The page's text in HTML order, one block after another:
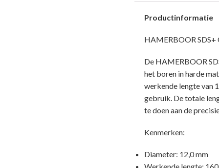
Productinformatie
HAMERBOOR
De HAMERBOOR
het boren in harde
werkende lengte van
gebruik. De totale
te doen aan de
Kenmerken:
Diameter: 12,0 mm
Werkende lengte: